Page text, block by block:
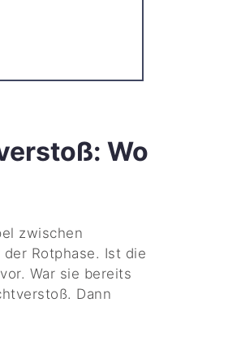
Wo
zwischen
Rotphase. Ist die
War sie bereits
Dann